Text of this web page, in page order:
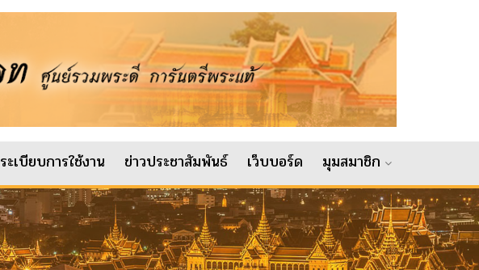
ระเบียบการใช้งาน ข่าวประชาสัมพันธ์ เว็บบอร์ด มุมสมาชิก